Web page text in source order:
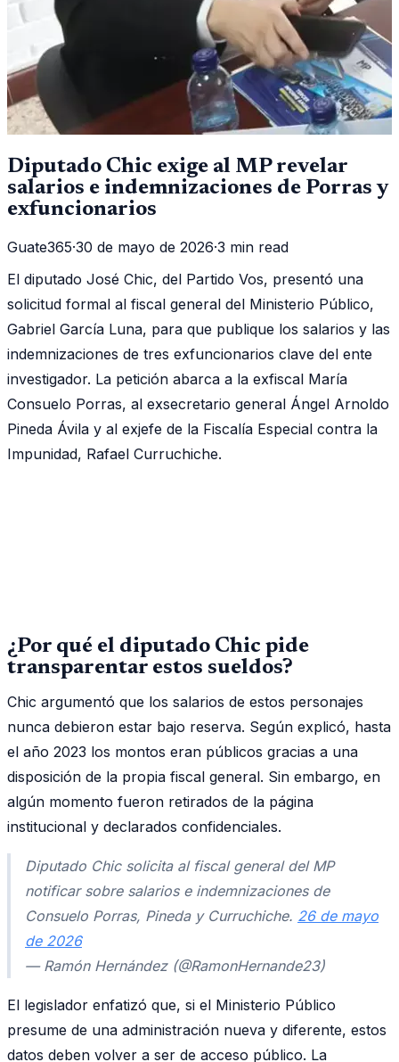
Diputado Chic exige al MP revelar
salarios e indemnizaciones de Porras y
exfuncionarios
Guate365·30 de mayo de 2026·3 min read
El diputado José Chic, del Partido Vos, presentó una
solicitud formal al fiscal general del Ministerio Público,
Gabriel García Luna, para que publique los salarios y las
indemnizaciones de tres exfuncionarios clave del ente
investigador. La petición abarca a la exfiscal María
Consuelo Porras, al exsecretario general Ángel Arnoldo
Pineda Ávila y al exjefe de la Fiscalía Especial contra la
Impunidad, Rafael Curruchiche.
¿Por qué el diputado Chic pide
transparentar estos sueldos?
Chic argumentó que los salarios de estos personajes
nunca debieron estar bajo reserva. Según explicó, hasta
el año 2023 los montos eran públicos gracias a una
disposición de la propia fiscal general. Sin embargo, en
algún momento fueron retirados de la página
institucional y declarados confidenciales.
Diputado Chic solicita al fiscal general del MP
notificar sobre salarios e indemnizaciones de
Consuelo Porras, Pineda y Curruchiche. 26 de mayo
de 2026
— Ramón Hernández (@RamonHernande23)
El legislador enfatizó que, si el Ministerio Público
presume de una administración nueva y diferente, estos
datos deben volver a ser de acceso público. La